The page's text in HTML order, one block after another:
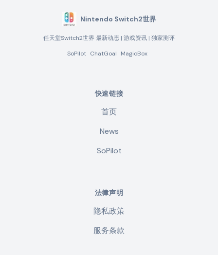
Nintendo Switch2世界
任天堂Switch2世界 最新动态 | 游戏资讯 | 独家测评
SoPilot ChatGoal MagicBox
快速链接
首页
News
SoPilot
法律声明
隐私政策
服务条款